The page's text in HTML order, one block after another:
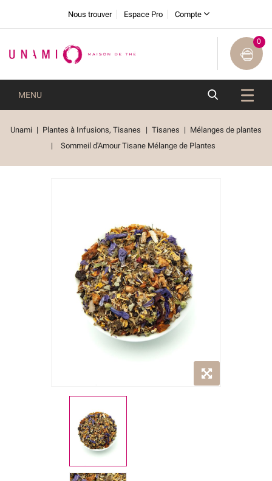
Nous trouver Espace Pro Compte
0
MENU
Unami Plantes à Infusions, Tisanes Tisanes
Mélanges de plantes
Sommeil d'Amour Tisane Mélange de Plantes